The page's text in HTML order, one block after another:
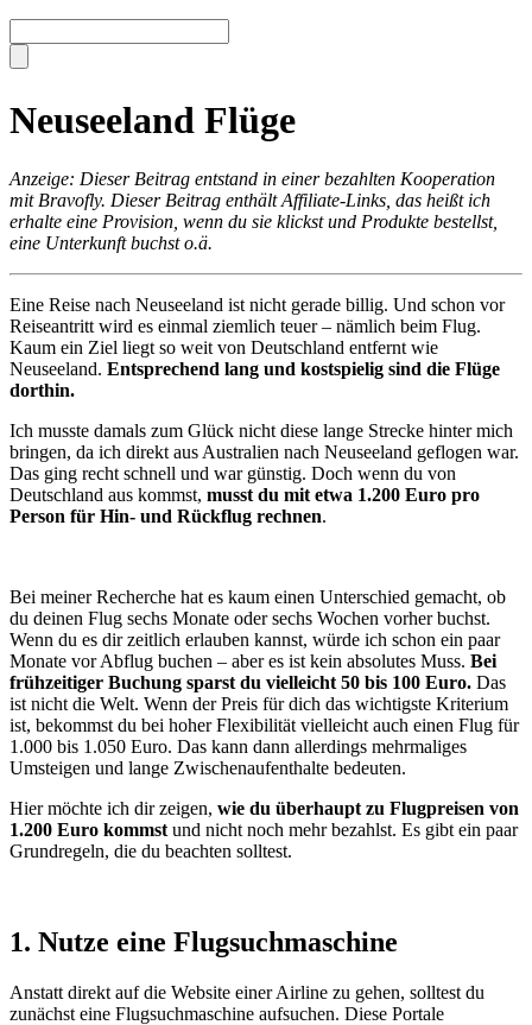
Neuseeland Flüge
Anzeige: Dieser Beitrag entstand in einer bezahlten Kooperation
mit Bravofly. Dieser Beitrag enthält Affiliate-Links, das heißt ich
erhalte eine Provision, wenn du sie klickst und Produkte bestellst,
eine Unterkunft buchst o.ä.
Eine Reise nach Neuseeland ist nicht gerade billig. Und schon vor
Reiseantritt wird es einmal ziemlich teuer – nämlich beim Flug.
Kaum ein Ziel liegt so weit von Deutschland entfernt wie
Neuseeland. Entsprechend lang und kostspielig sind die Flüge
dorthin.
Ich musste damals zum Glück nicht diese lange Strecke hinter mich
bringen, da ich direkt aus Australien nach Neuseeland geflogen war.
Das ging recht schnell und war günstig. Doch wenn du von
Deutschland aus kommst, musst du mit etwa 1.200 Euro pro
Person für Hin- und Rückflug rechnen.
Bei meiner Recherche hat es kaum einen Unterschied gemacht, ob
du deinen Flug sechs Monate oder sechs Wochen vorher buchst.
Wenn du es dir zeitlich erlauben kannst, würde ich schon ein paar
Monate vor Abflug buchen – aber es ist kein absolutes Muss. Bei
frühzeitiger Buchung sparst du vielleicht 50 bis 100 Euro. Das
ist nicht die Welt. Wenn der Preis für dich das wichtigste Kriterium
ist, bekommst du bei hoher Flexibilität vielleicht auch einen Flug für
1.000 bis 1.050 Euro. Das kann dann allerdings mehrmaliges
Umsteigen und lange Zwischenaufenthalte bedeuten.
Hier möchte ich dir zeigen, wie du überhaupt zu Flugpreisen von
1.200 Euro kommst und nicht noch mehr bezahlst. Es gibt ein paar
Grundregeln, die du beachten solltest.
1. Nutze eine Flugsuchmaschine
Anstatt direkt auf die Website einer Airline zu gehen, solltest du
zunächst eine Flugsuchmaschine aufsuchen. Diese Portale